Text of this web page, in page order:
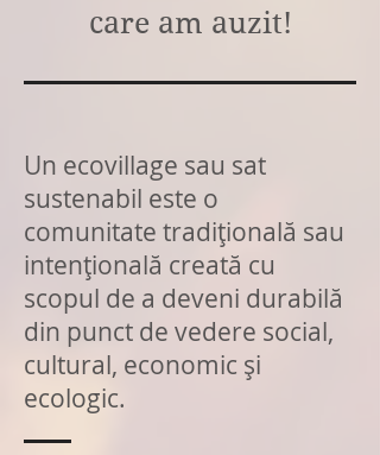
care am auzit!
Un ecovillage sau sat
sustenabil este o
comunitate tradițională sau
intențională creată cu
scopul de a deveni durabilă
din punct de vedere social,
cultural, economic și
ecologic.